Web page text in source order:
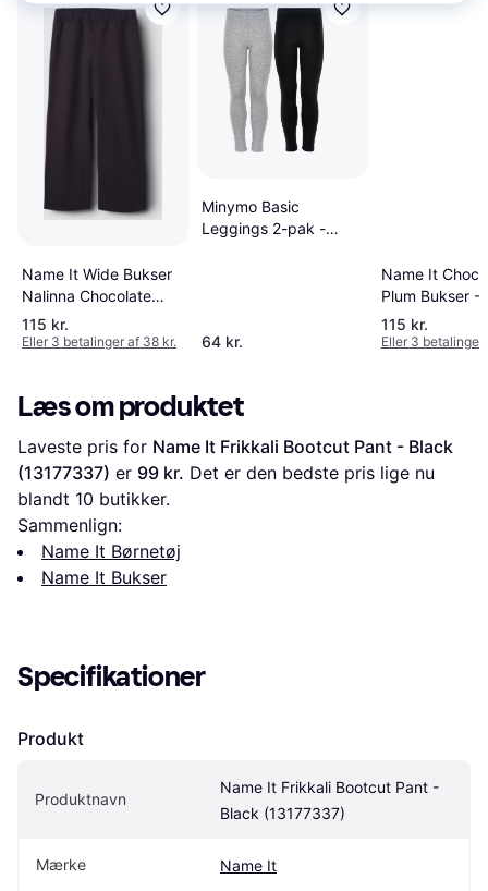
Name It Wide Bukser
Nalinna Chocolate
Plum - Brown
115 kr.
Eller 3 betalinger af 38 kr.
Minymo Basic
Leggings 2-pak -
64 kr.
Name It
Plum Bukser -
115 kr.
Eller 3 betalinger
Læs om produktet
Laveste pris for Name It Frikkali Bootcut Pant - Black
(13177337) er 99 kr. Det er den bedste pris lige nu
blandt 10 butikker.
Sammenlign:
Name It Børnetøj
Name It Bukser
Specifikationer
Produkt
Produktnavn
Name It Frikkali Bootcut Pant -
Black (13177337)
Mærke Name It